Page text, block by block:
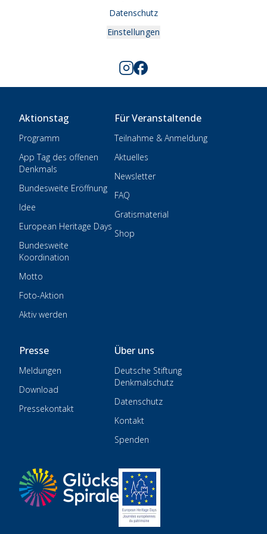
Datenschutz
Einstellungen
Aktionstag
Programm
App Tag des offenen
Denkmals
Bundesweite Eröffnung
Idee
European Heritage Days
Bundesweite
Koordination
Motto
Foto-Aktion
Aktiv werden
Für Veranstaltende
Teilnahme & Anmeldung
Aktuelles
Newsletter
FAQ
Gratismaterial
Shop
Presse
Meldungen
Download
Pressekontakt
Über uns
Deutsche Stiftung
Denkmalschutz
Datenschutz
Kontakt
Spenden